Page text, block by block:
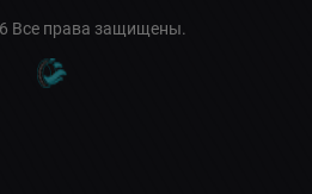
Все права защищены.